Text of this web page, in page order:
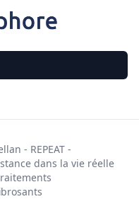
- REPEAT -
dans la vie réelle